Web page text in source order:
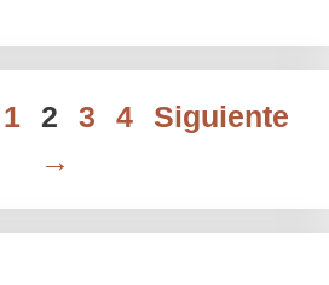
Página
1 Página
2 Página
3 Página
4
Siguiente
→